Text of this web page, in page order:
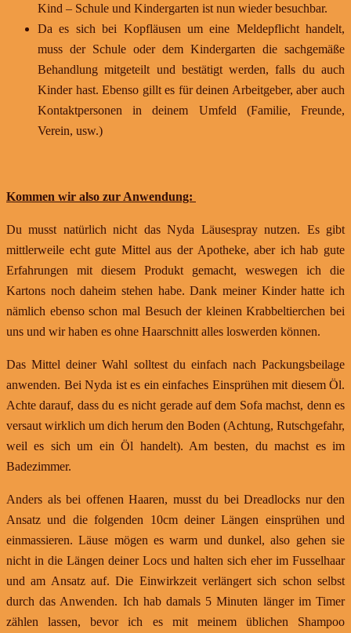
Kind – Schule und Kindergarten ist nun wieder besuchbar.
Da es sich bei Kopfläusen um eine Meldepflicht handelt,
muss der Schule oder dem Kindergarten die sachgemäße
Behandlung mitgeteilt und bestätigt werden, falls du auch
Kinder hast. Ebenso gillt es für deinen Arbeitgeber, aber auch
Kontaktpersonen in deinem Umfeld (Familie, Freunde,
Verein, usw.)
Kommen wir also zur Anwendung:
Du musst natürlich nicht das Nyda Läusespray nutzen. Es gibt
mittlerweile echt gute Mittel aus der Apotheke, aber ich hab gute
Erfahrungen mit diesem Produkt gemacht, weswegen ich die
Kartons noch daheim stehen habe. Dank meiner Kinder hatte ich
nämlich ebenso schon mal Besuch der kleinen Krabbeltierchen bei
uns und wir haben es ohne Haarschnitt alles loswerden können.
Das Mittel deiner Wahl solltest du einfach nach Packungsbeilage
anwenden. Bei Nyda ist es ein einfaches Einsprühen mit diesem Öl.
Achte darauf, dass du es nicht gerade auf dem Sofa machst, denn es
versaut wirklich um dich herum den Boden (Achtung, Rutschgefahr,
weil es sich um ein Öl handelt). Am besten, du machst es im
Badezimmer.
Anders als bei offenen Haaren, musst du bei Dreadlocks nur den
Ansatz und die folgenden 10cm deiner Längen einsprühen und
einmassieren. Läuse mögen es warm und dunkel, also gehen sie
nicht in die Längen deiner Locs und halten sich eher im Fusselhaar
und am Ansatz auf. Die Einwirkzeit verlängert sich schon selbst
durch das Anwenden. Ich hab damals 5 Minuten länger im Timer
zählen lassen, bevor ich es mit meinem üblichen Shampoo